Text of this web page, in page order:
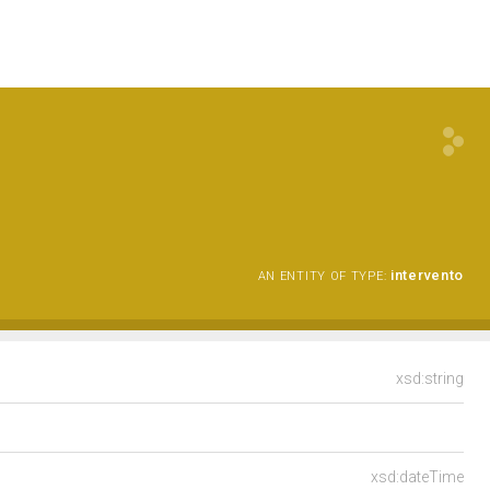
AN ENTITY OF TYPE: intervento
xsd:string
xsd:dateTime